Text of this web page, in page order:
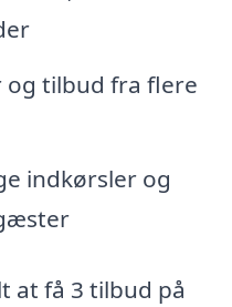
og tilbud fra flere
indkørsler og
at få 3 tilbud på